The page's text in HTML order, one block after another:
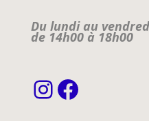
Du lundi au
de 14h00 à 18h00
Instagram
Facebook